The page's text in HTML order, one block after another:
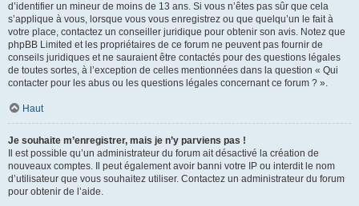
d’identifier un mineur de moins de 13 ans. Si vous n’êtes pas sûr que cela
s’applique à vous, lorsque vous vous enregistrez ou que quelqu’un le fait à
votre place, contactez un conseiller juridique pour obtenir son avis. Notez que
phpBB Limited et les propriétaires de ce forum ne peuvent pas fournir de
conseils juridiques et ne sauraient être contactés pour des questions légales
de toutes sortes, à l’exception de celles mentionnées dans la question « Qui
contacter pour les abus ou les questions légales concernant ce forum ? ».
Haut
Je souhaite m’enregistrer, mais je n’y parviens pas !
Il est possible qu’un administrateur du forum ait désactivé la création de
nouveaux comptes. Il peut également avoir banni votre IP ou interdit le nom
d’utilisateur que vous souhaitez utiliser. Contactez un administrateur du forum
pour obtenir de l’aide.